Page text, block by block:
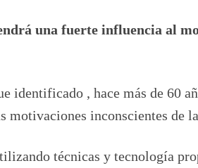
una fuerte influencia al
identificado , hace más de 60
inconscientes de
técnicas y tecnología